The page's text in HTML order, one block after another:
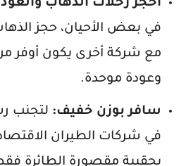
احجز رحلات الذهاب
في بعض الأحيان، حجز
مع شركة أخرى يكون أوفر
وعودة موحدة.
سافر بوزن خفيف: لتجنب
في شركات الطيران
بحقيبة مقصورة الطائرة